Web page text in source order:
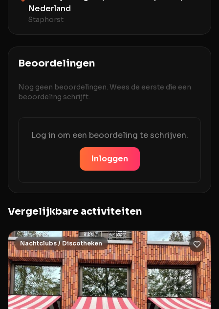
Nederland
Staphorst
Beoordelingen
Nog geen beoordelingen. Wees de eerste die een
beoordeling schrijft.
Log in om een beoordeling te schrijven.
Inloggen
Vergelijkbare activiteiten
Nachtclubs / Discotheken